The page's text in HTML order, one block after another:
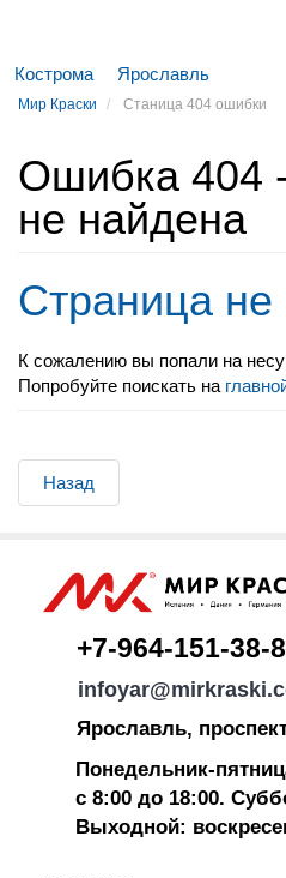
Кострома Ярославль
Мир Краски Станица 404 ошибки
Ошибка 404
не найдена
Страница не
К сожалению вы попали на
Попробуйте поискать на
Назад
+7-964-151-38-
Ярославль,
Понедельник-
с 8:00 до 18:00.
Выходной: